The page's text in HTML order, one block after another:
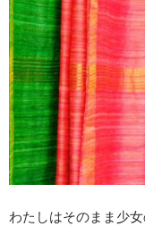
わたしはそのまま少